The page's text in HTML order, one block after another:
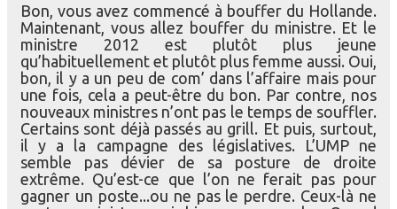
Culture
Médias
Dossiers
Brèves
Bon, vous avez commencé à bouffer du Hollande.
Maintenant, vous allez bouffer du ministre. Et le
ministre 2012 est plutôt plus jeune
qu’habituellement et plutôt plus femme aussi. Oui,
bon, il y a un peu de com’ dans l’affaire mais pour
une fois, cela a peut-être du bon. Par contre, nos
nouveaux ministres n’ont pas le temps de souffler.
Certains sont déjà passés au grill. Et puis, surtout,
il y a la campagne des législatives. L’UMP ne
semble pas dévier de sa posture de droite
extrême. Qu’est-ce que l’on ne ferait pas pour
gagner un poste...ou ne pas le perdre. Ceux-là ne